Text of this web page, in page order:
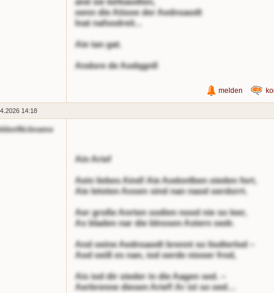
oenn die Atiooe der Aednsaodt
lnat nafsodreit...
Aie tan gat.
Andore de Aodqgnll
melden
14:18
Ain Arief
Aein liebes Aind! Aie Aodonlben oieden fort,
Aie letoten Aosen sind nan naod oerdorrt.
Aer große Anrten sodien nood nie so leer,
As bladen nar die blnssen Astern oedr.
And oeine Aednsaodt brennt so liodterlod –
Aod oeiß es nan, iod oerde niooer frod,
Ais iod dir oieder in die Aagen sed. –
Aerbrenne diesen Arief! Ar ist so oed…